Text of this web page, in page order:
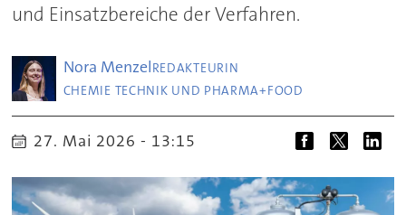
und Einsatzbereiche der Verfahren.
Nora MenzelREDAKTEURIN
CHEMIE TECHNIK UND PHARMA+FOOD
27. Mai 2026 - 13:15